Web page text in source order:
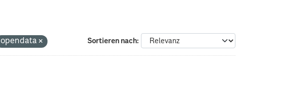
Sortieren nach
opendata